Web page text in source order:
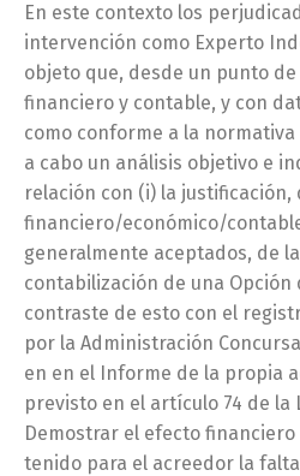
En este contexto los
intervención como Experto
objeto que, desde un punto
financiero y contable, y con
como conforme a la
a cabo un análisis objetivo e
relación con (i) la justificación,
financiero/económico/
generalmente aceptados, de
contabilización de una Opción
contraste de esto con el
por la Administración
en en el Informe de la propia
previsto en el artículo 74 de la
Demostrar el efecto
tenido para el acreedor la